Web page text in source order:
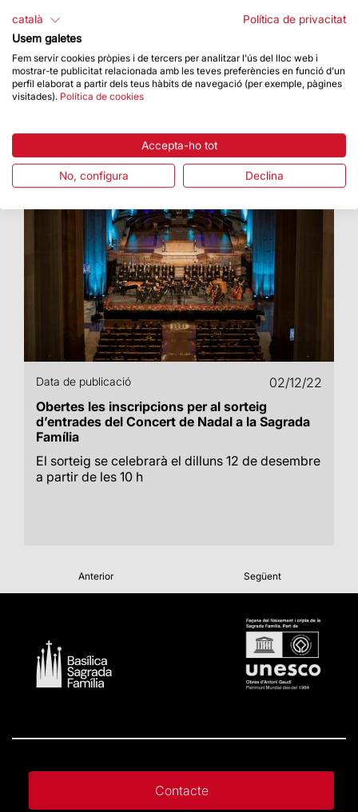
Concepció, es compleix un any de la
inauguració de la torre de la Mare de Déu
Data de publicació
02/12/22
Obertes les inscripcions per al sorteig
d’entrades del Concert de Nadal a la Sagrada
Família
El sorteig se celebrarà el dilluns 12 de desembre
a partir de les 10 h
Anterior Següent
Contacte
català
Política de privacitat
Usem galetes
Fem servir cookies pròpies i de tercers per analitzar l'ús del lloc web i
mostrar-te publicitat relacionada amb les teves preferències en funció d'un
perfil elaborat a partir dels teus hàbits de navegació (per exemple, pàgines
visitades). Política de cookies
Accepta-ho tot
No, configura Declina